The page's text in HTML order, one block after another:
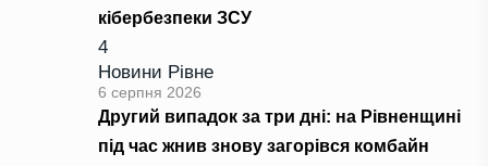
кібербезпеки ЗСУ
4
Новини Рівне
6 серпня 2026
Другий випадок за три дні: на Рівненщині
під час жнив знову загорівся комбайн